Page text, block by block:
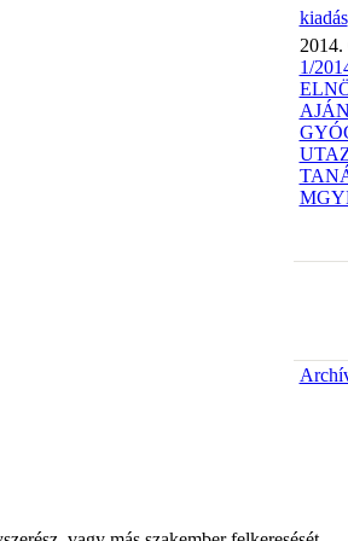
kiadás
2014.
1/